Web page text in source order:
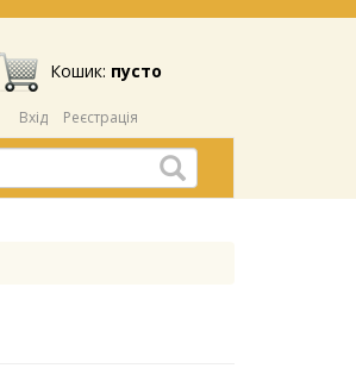
Кошик: пусто
Вхід Реєстрація